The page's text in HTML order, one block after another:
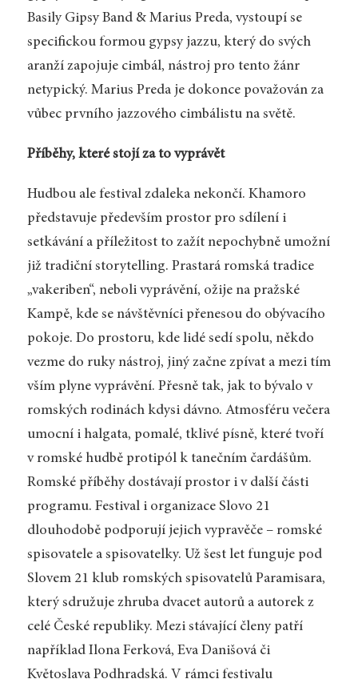
Basily Gipsy Band & Marius Preda, vystoupí se
specifickou formou gypsy jazzu, který do svých
aranží zapojuje cimbál, nástroj pro tento žánr
netypický. Marius Preda je dokonce považován za
vůbec prvního jazzového cimbálistu na světě.
Příběhy, které stojí za to vyprávět
Hudbou ale festival zdaleka nekončí. Khamoro
představuje především prostor pro sdílení i
setkávání a příležitost to zažít nepochybně umožní
již tradiční storytelling. Prastará romská tradice
„vakeriben“, neboli vyprávění, ožije na pražské
Kampě, kde se návštěvníci přenesou do obývacího
pokoje. Do prostoru, kde lidé sedí spolu, někdo
vezme do ruky nástroj, jiný začne zpívat a mezi tím
vším plyne vyprávění. Přesně tak, jak to bývalo v
romských rodinách kdysi dávno. Atmosféru večera
umocní i halgata, pomalé, tklivé písně, které tvoří
v romské hudbě protipól k tanečním čardášům.
Romské příběhy dostávají prostor i v další části
programu. Festival i organizace Slovo 21
dlouhodobě podporují jejich vypravěče – romské
spisovatele a spisovatelky. Už šest let funguje pod
Slovem 21 klub romských spisovatelů Paramisara,
který sdružuje zhruba dvacet autorů a autorek z
celé České republiky. Mezi stávající členy patří
například Ilona Ferková, Eva Danišová či
Květoslava Podhradská. V rámci festivalu